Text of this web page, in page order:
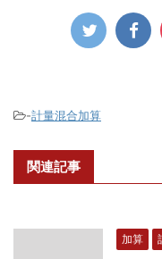
-計量混合加算
関連記事
加算